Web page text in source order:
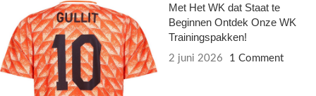
Met Het WK dat Staat te
Beginnen Ontdek Onze WK
Trainingspakken!
2 juni 2026 1 Comment